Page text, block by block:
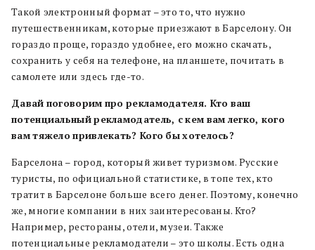
Такой электронный формат – это то, что нужно
путешественникам, которые приезжают в Барселону. Он
гораздо проще, гораздо удобнее, его можно скачать,
сохранить у себя на телефоне, на планшете, почитать в
самолете или здесь где-то.
Давай поговорим про рекламодателя. Кто ваш
потенциальныйрекламодатель, скем вам легко, кого
вамтяжело привлекать? Кого быхотелось?
Барселона – город, который живет туризмом. Русские
туристы, по официальной статистике, в топе тех, кто
тратит в Барселоне больше всего денег. Поэтому, конечно
же, многие компании в них заинтересованы. Кто?
Например, рестораны, отели, музеи. Также
потенциальные рекламодатели – это школы. Есть одна